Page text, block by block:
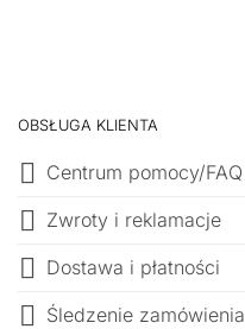
OBSŁUGA KLIENTA
Centrum pomocy/FAQ
Zwroty i reklamacje
Dostawa i płatności
Śledzenie zamówienia